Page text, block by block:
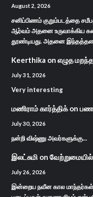
August 2, 2026
சனிப்பிணம் குறும்படத்தை
ஆர்வம் அதனை உருவாக்கிய
தூண்டியது. அதனை
Keerthika on எழுத
July 31, 2026
Very interesting
மணிராம் கார்த்திக்on
July 30, 2026
நன்றி விஷ்ணு அவர்களுக்கு...
இலட்சுமி on
July 26, 2026
இன்றைய நவீன கால மாந்தர்கள்